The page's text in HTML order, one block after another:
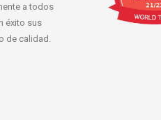
a todos
éxito sus
de calidad.